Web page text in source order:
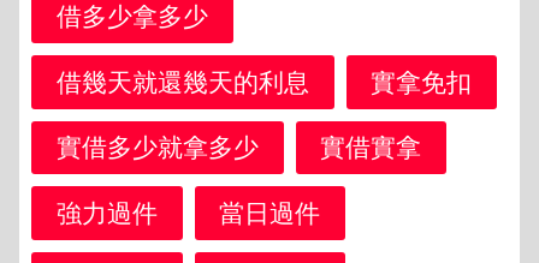
借多少拿多少
借幾天就還幾天的利息 實拿免扣
實借多少就拿多少 實借實拿
強力過件 當日過件